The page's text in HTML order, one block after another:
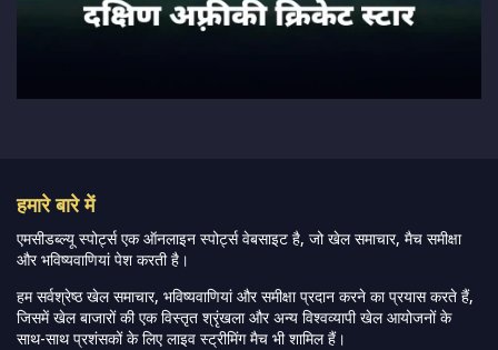
हमारे बारे में
एमसीडब्ल्यू स्पोर्ट्स एक ऑनलाइन स्पोर्ट्स वेबसाइट है, जो खेल समाचार, मैच समीक्षा
और भविष्यवाणियां पेश करती है।
हम सर्वश्रेष्ठ खेल समाचार, भविष्यवाणियां और समीक्षा प्रदान करने का प्रयास करते हैं,
जिसमें खेल बाजारों की एक विस्तृत श्रृंखला और अन्य विश्वव्यापी खेल आयोजनों के
साथ-साथ प्रशंसकों के लिए लाइव स्ट्रीमिंग मैच भी शामिल हैं।